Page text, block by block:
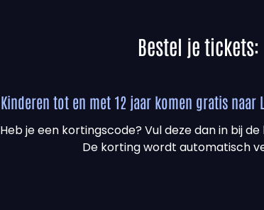
Bestel je tickets:
Kinderen tot en met 12 jaar komen gratis naar
Heb je een kortingscode? Vul deze dan in bij
De korting wordt automatisch